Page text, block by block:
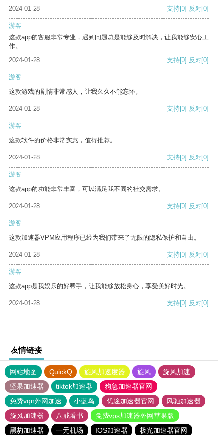
2024-01-28
支持[0] 反对[0]
游客
这款app的客服非常专业，遇到问题总是能够及时解决，让我能够安心工
作。
2024-01-28
支持[0] 反对[0]
游客
这款游戏的剧情非常感人，让我久久不能忘怀。
2024-01-28 支持[0] 反对[0]
游客
这款软件的价格非常实惠，值得推荐。
2024-01-28 支持[0] 反对[0]
游客
这款app的功能非常丰富，可以满足我不同的社交需求。
2024-01-28 支持[0] 反对[0]
游客
这款加速器VPM应用程序已经为我们带来了无限的隐私保护和自由。
2024-01-28 支持[0] 反对[0]
游客
这款app是我娱乐的好帮手，让我能够放松身心，享受美好时光。
2024-01-28 支持[0] 反对[0]
友情链接
网站地图 QuickQ 旋风加速度器 旋风
旋风加速
坚果加速器
tiktok加速器
狗急加速器官网
免费vqn外网加速
小蓝鸟 优途加速器官网
风驰加速器
旋风加速器
八戒看书
免费vps加速器外网苹果版
黑豹加速器
一元机场 IOS加速器
极光加速器官网